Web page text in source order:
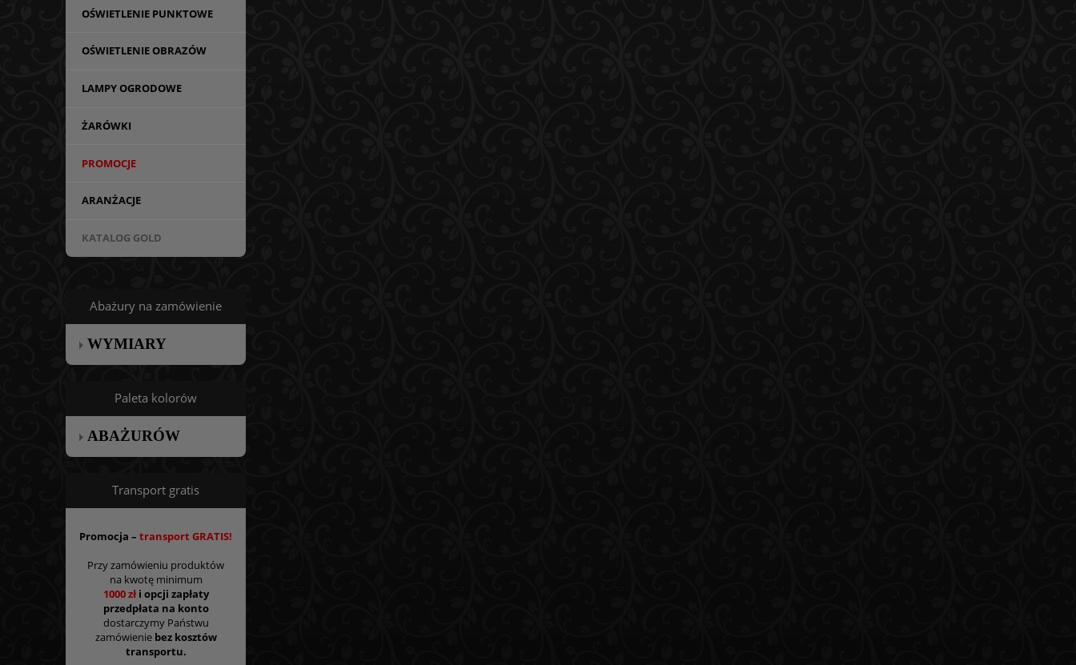
OŚWIETLENIE PUNKTOWE
OŚWIETLENIE OBRAZÓW
LAMPY OGRODOWE
ŻARÓWKI
PROMOCJE
ARANŻACJE
KATALOG GOLD
Abażury na zamówienie
WYMIARY
Paleta kolorów
ABAŻURÓW
Transport gratis
Promocja – transport GRATIS!
Przy zamówieniu produktów
na kwotę minimum
1000 złi opcji zapłaty
przedpłata na konto
dostarczymy Państwu
zamówienie bez kosztów
transportu.